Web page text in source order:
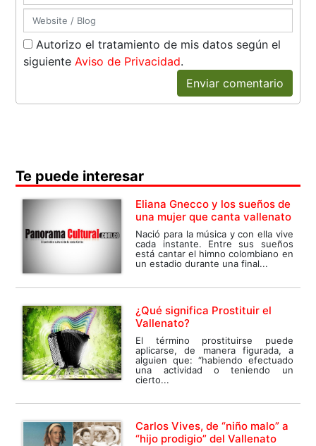
Autorizo el tratamiento de mis datos según el
siguiente Aviso de Privacidad.
Enviar comentario
Te puede interesar
Eliana Gnecco y los sueños de
una mujer que canta vallenato
Nació para la música y con ella vive
cada instante. Entre sus sueños
está cantar el himno colombiano en
un estadio durante una final...
¿Qué significa Prostituir el
Vallenato?
El término prostituirse puede
aplicarse, de manera figurada, a
alguien que: “habiendo efectuado
una actividad o teniendo un
cierto...
Carlos Vives, de “niño malo” a
“hijo prodigio” del Vallenato